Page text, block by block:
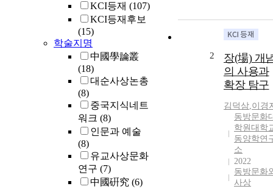
KCI등재 (107)
KCI등재후보
(15)
학술지명
中國學論叢
(18)
대순사상논총
(8)
중국지식네트
워크 (8)
인문과 예술
(8)
유교사상문화
연구 (7)
中國硏究 (6)
2
장(場) 개
의 사용과
확장 탐구
김덕삼,이경
동방문화
학원대학
동양학연
소
2022
동방문화
사상